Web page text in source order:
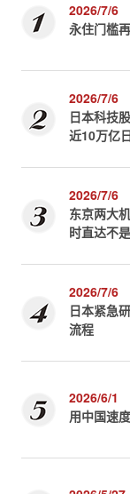
2026/7/6
永住门槛
2026/7/6
日本科技
近10万亿
2026/7/6
东京两大
时直达不
2026/7/6
日本紧急
流程
2026/6/1
用中国速